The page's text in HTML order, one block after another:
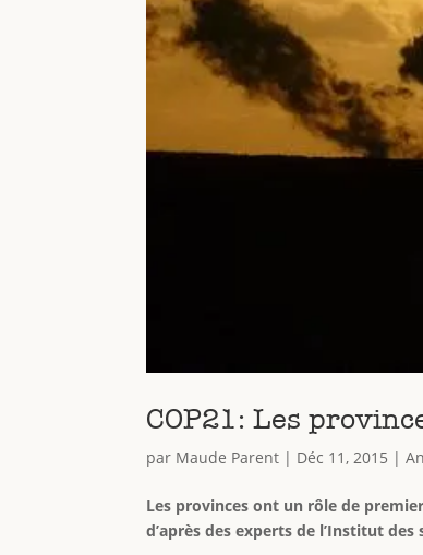
COP21: Les
par Maude Parent | Déc 11, 2015 |
Les provinces ont un rôle de
d’après des experts de l’Institut des